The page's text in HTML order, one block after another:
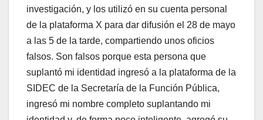
investigación, y los utilizó en su cuenta personal
de la plataforma X para dar difusión el 28 de mayo
a las 5 de la tarde, compartiendo unos oficios
falsos. Son falsos porque esta persona que
suplantó mi identidad ingresó a la plataforma de la
SIDEC de la Secretaría de la Función Pública,
ingresó mi nombre completo suplantando mi